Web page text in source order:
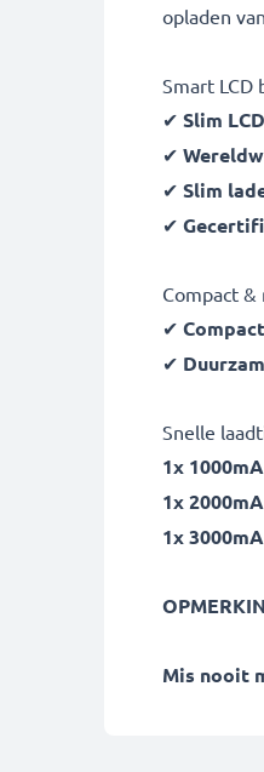
opladen van
Smart LCD
✔ Slim
✔
✔ Slim
✔
Compact &
✔
✔
Snelle
1x
1x
1x
Mis nooit